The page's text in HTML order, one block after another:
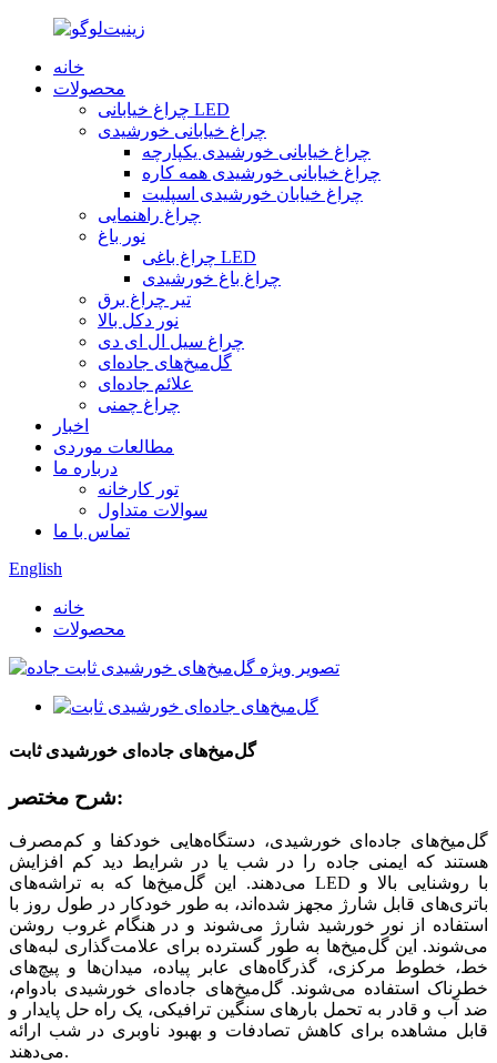
خانه
محصولات
چراغ خیابانی LED
چراغ خیابانی خورشیدی
چراغ خیابانی خورشیدی یکپارچه
چراغ خیابانی خورشیدی همه کاره
چراغ خیابان خورشیدی اسپلیت
چراغ راهنمایی
نور باغ
چراغ باغی LED
چراغ باغ خورشیدی
تیر چراغ برق
نور دکل بالا
چراغ سیل ال ای دی
گل‌میخ‌های جاده‌ای
علائم جاده‌ای
چراغ چمنی
اخبار
مطالعات موردی
درباره ما
تور کارخانه
سوالات متداول
تماس با ما
English
خانه
محصولات
گل‌میخ‌های جاده‌ای خورشیدی ثابت
شرح مختصر:
گل‌میخ‌های جاده‌ای خورشیدی، دستگاه‌هایی خودکفا و کم‌مصرف
هستند که ایمنی جاده را در شب یا در شرایط دید کم افزایش
می‌دهند. این گل‌میخ‌ها که به تراشه‌های LED با روشنایی بالا و
باتری‌های قابل شارژ مجهز شده‌اند، به طور خودکار در طول روز با
استفاده از نور خورشید شارژ می‌شوند و در هنگام غروب روشن
می‌شوند. این گل‌میخ‌ها به طور گسترده برای علامت‌گذاری لبه‌های
خط، خطوط مرکزی، گذرگاه‌های عابر پیاده، میدان‌ها و پیچ‌های
خطرناک استفاده می‌شوند. گل‌میخ‌های جاده‌ای خورشیدی بادوام،
ضد آب و قادر به تحمل بارهای سنگین ترافیکی، یک راه حل پایدار و
قابل مشاهده برای کاهش تصادفات و بهبود ناوبری در شب ارائه
می‌دهند.